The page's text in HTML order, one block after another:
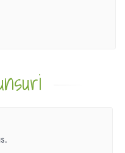
dificultatile cu o
ce aveti nevoie -